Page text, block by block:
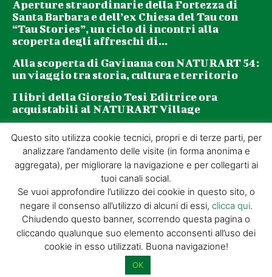
Aperture straordinarie della Fortezza di
Santa Barbara e dell’ex Chiesa del Tau con
“Tau Stories”, un ciclo di incontri alla
scoperta degli affreschi di...
Alla scoperta di Gavinana con NATURART 54:
un viaggio tra storia, cultura e territorio
I libri della Giorgio Tesi Editrice ora
acquistabili al NATURART Village
Newsletter
La tua email (richiesto)
Acconsento al trattamento dei miei dati personali per l’invio di
materiale informativo e promozionale tramite il servizio di
newsletter
Questo sito utilizza cookie tecnici, propri e di terze parti, per
analizzare l’andamento delle visite (in forma anonima e
aggregata), per migliorare la navigazione e per collegarti ai
tuoi canali social.
Se vuoi approfondire l’utilizzo dei cookie in questo sito, o
negare il consenso all’utilizzo di alcuni di essi, clicca qui.
Chiudendo questo banner, scorrendo questa pagina o
cliccando qualunque suo elemento acconsenti all’uso dei
cookie in esso utilizzati. Buona navigazione!
OK